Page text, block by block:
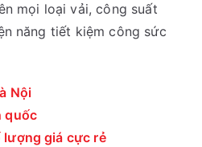
mọi loại vải, công suất
năng tiết kiệm công sức
Nội
quốc
lượng giá cực rẻ